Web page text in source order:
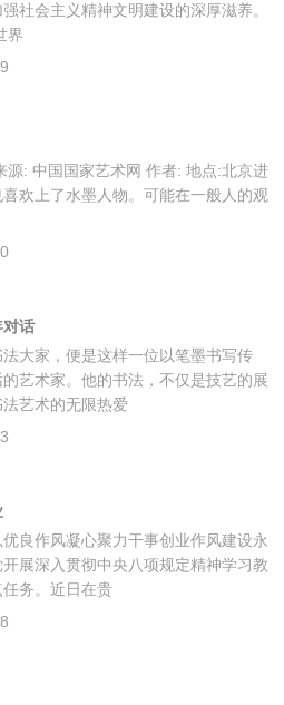
社会主义精神文明建设的深厚滋养。
界
艺术网 作者: 地点:北京进
欢上了水墨人物。可能在一般人的观
对话
家，便是这样一位以笔墨书写传
艺术家。他的书法，不仅是技艺的展
艺术的无限热爱
力干事创业作风建设永
展深入贯彻中央八项规定精神学习教
务。近日在贵